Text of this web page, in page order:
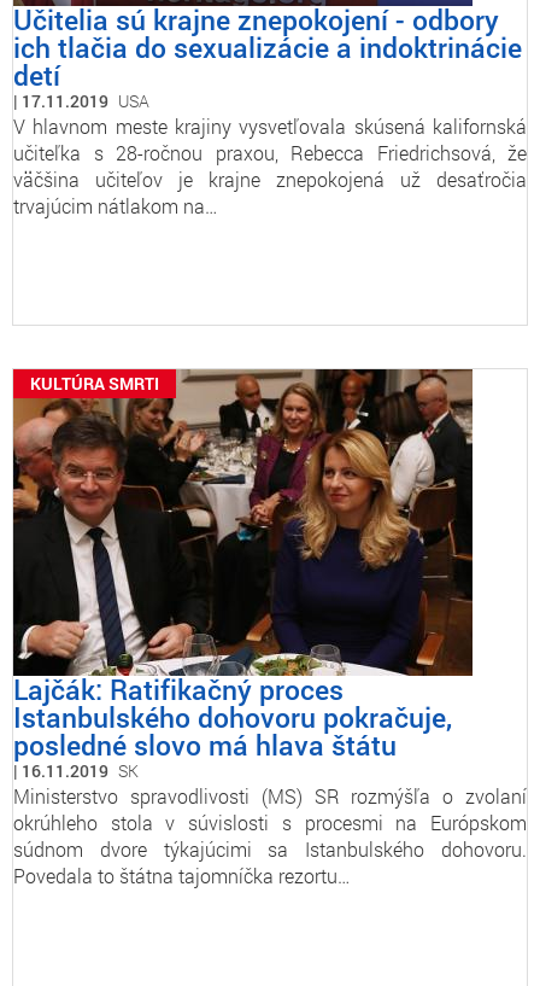
Učitelia sú krajne znepokojení - odbory
ich tlačia do sexualizácie a indoktrinácie
detí
17.11.2019 USA
V hlavnom meste krajiny vysvetľovala skúsená kalifornská
učiteľka s 28-ročnou praxou, Rebecca Friedrichsová, že
väčšina učiteľov je krajne znepokojená už desaťročia
trvajúcim nátlakom na…
KULTÚRA SMRTI
Lajčák: Ratifikačný proces
Istanbulského dohovoru pokračuje,
posledné slovo má hlava štátu
16.11.2019 SK
Ministerstvo spravodlivosti (MS) SR rozmýšľa o zvolaní
okrúhleho stola v súvislosti s procesmi na Európskom
súdnom dvore týkajúcimi sa Istanbulského dohovoru.
Povedala to štátna tajomníčka rezortu…